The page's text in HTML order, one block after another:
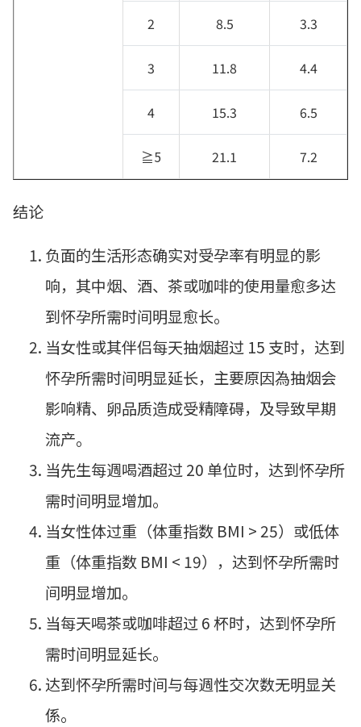
2 8.5 3.3
3 11.8 4.4
4 15.3 6.5
≧5 21.1 7.2
结论
负面的生活形态确实对受孕率有明显的影
响，其中烟、酒、茶或咖啡的使用量愈多达
到怀孕所需时间明显愈长。
当女性或其伴侣每天抽烟超过 15 支时，达到
怀孕所需时间明显延长，主要原因為抽烟会
影响精、卵品质造成受精障碍，及导致早期
流产。
当先生每週喝酒超过 20 单位时，达到怀孕所
需时间明显增加。
当女性体过重（体重指数 BMI > 25）或低体
重（体重指数 BMI < 19），达到怀孕所需时
间明显增加。
当每天喝茶或咖啡超过 6 杯时，达到怀孕所
需时间明显延长。
达到怀孕所需时间与每週性交次数无明显关
係。